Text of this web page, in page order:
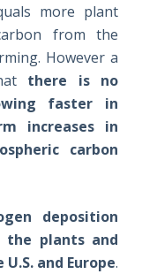
more plant
from the
However a
there is no
faster
in
increases in
carbon
deposition
the plants and
and Europe.